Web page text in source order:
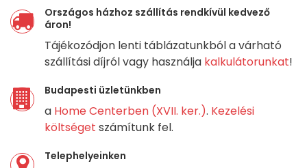
Országos házhoz szállítás rendkívül kedvező
áron!
Tájékozódjon lenti táblázatunkból a várható
szállítási díjról vagy használja kalkulátorunkat!
Budapesti üzletünkben
a Home Centerben (XVII. ker.). Kezelési
költséget számítunk fel.
Telephelyeinken